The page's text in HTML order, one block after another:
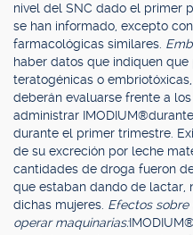
nivel del SNC dado el primer
se han informado, excepto
farmacológicas similares.
haber datos que indiquen
teratogénicas o
deberán evaluarse frente a
administrar
durante el primer trimestre.
de su excreción por leche
cantidades de droga fueron
que estaban dando de lactar,
dichas mujeres. Efectos
operar maquinarias: